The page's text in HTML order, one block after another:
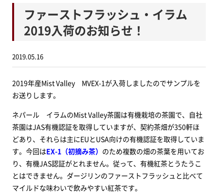
ファーストフラッシュ・イラム
2019入荷のお知らせ！
2019.05.16
2019年産Mist Valley MVEX-1が入荷しましたのでサンプルを
お送りします。
ネパール イラムのMist Valley茶園は有機栽培の茶園で、自社
茶園はJAS有機認証を取得していますが、契約茶畑が350軒ほ
どあり、それらは主にEUとUSA向けの有機認証を取得していま
す。今回はEX-1（初摘み茶） のため複数の畑の茶葉を用いてお
り、有機JAS認証がとれません。従って、有機紅茶とうたうこ
とはできません。ダージリンのファーストフラッシュと比べて
マイルドな味わいで飲みやすい紅茶です。